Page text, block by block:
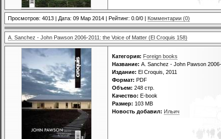
Просмотров: 4013 | Дата: 09 Мар 2014 | Рейтинг: 0.0/0 | Комментарии (0)
A. Sanchez - John Pawson 2006-2011: the Voice of Matter (El Croquis 158)
Категория: Foreign books
Название: A. Sanchez - John Pawson
Издание: El Croquis, 2011
Формат: PDF
Объем: 248 стр.
Качество: E-book
Размер: 103 MB
Новость добавил: Ильич